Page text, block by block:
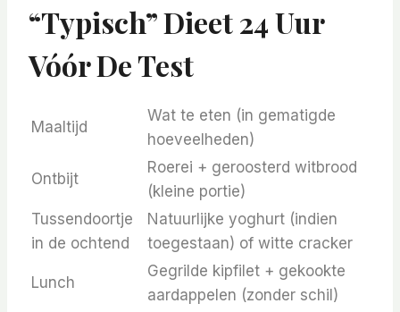
“typisch” Dieet 24 Uur
Vóór De Test
Maaltijd
Wat te eten (in gematigde
hoeveelheden)
Ontbijt
Roerei + geroosterd witbrood
(kleine portie)
Tussendoortje
in de ochtend
Natuurlijke yoghurt (indien
toegestaan) of witte cracker
Lunch
Gegrilde kipfilet + gekookte
aardappelen (zonder schil)